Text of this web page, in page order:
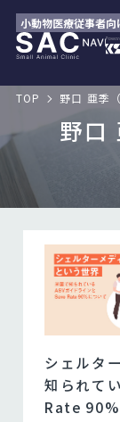
小動物医療従事者向
TOP 野口 亜季
野口
シェルタ
知られて
Rate